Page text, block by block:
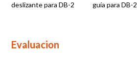
deslizante para DB-2
guía para DB-2
Evaluacion